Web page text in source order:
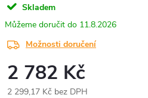
Skladem
11.8.2026
Možnosti doručení
2 782 Kč
2 299,17 Kč bez DPH